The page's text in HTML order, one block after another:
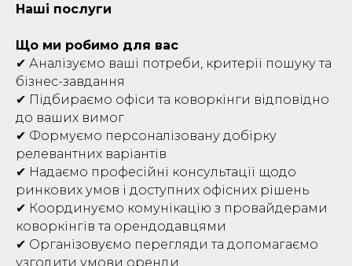
Наші послуги
Що ми робимо для вас
✔ Аналізуємо ваші потреби, критерії пошуку та
бізнес-завдання
✔ Підбираємо офіси та коворкінги відповідно
до ваших вимог
✔ Формуємо персоналізовану добірку
релевантних варіантів
✔ Надаємо професійні консультації щодо
ринкових умов і доступних офісних рішень
✔ Координуємо комунікацію з провайдерами
коворкінгів та орендодавцями
✔ Організовуємо перегляди та допомагаємо
узгодити умови оренди